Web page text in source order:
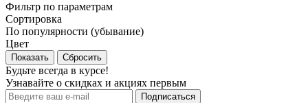
Фильтр по параметрам
Сортировка
По популярности (убывание)
Цвет
Сбросить
Будьте всегда в курсе!
Узнавайте о скидках и акциях первым